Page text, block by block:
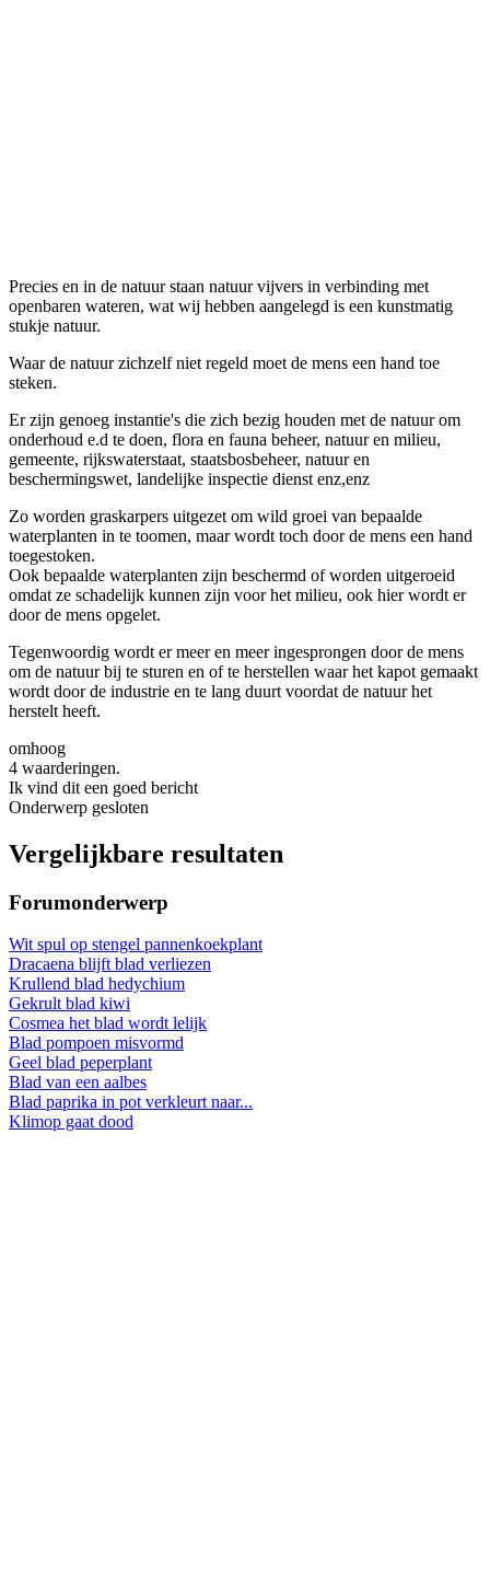
Precies en in de natuur staan natuur vijvers in verbinding met
openbaren wateren, wat wij hebben aangelegd is een kunstmatig
stukje natuur.
Waar de natuur zichzelf niet regeld moet de mens een hand toe
steken.
Er zijn genoeg instantie's die zich bezig houden met de natuur om
onderhoud e.d te doen, flora en fauna beheer, natuur en milieu,
gemeente, rijkswaterstaat, staatsbosbeheer, natuur en
beschermingswet, landelijke inspectie dienst enz,enz
Zo worden graskarpers uitgezet om wild groei van bepaalde
waterplanten in te toomen, maar wordt toch door de mens een hand
toegestoken.
Ook bepaalde waterplanten zijn beschermd of worden uitgeroeid
omdat ze schadelijk kunnen zijn voor het milieu, ook hier wordt er
door de mens opgelet.
Tegenwoordig wordt er meer en meer ingesprongen door de mens
om de natuur bij te sturen en of te herstellen waar het kapot gemaakt
wordt door de industrie en te lang duurt voordat de natuur het
herstelt heeft.
omhoog
4 waarderingen.
Ik vind dit een goed bericht
Onderwerp gesloten
Vergelijkbare resultaten
Forumonderwerp
Wit spul op stengel pannenkoekplant
Dracaena blijft blad verliezen
Krullend blad hedychium
Gekrult blad kiwi
Cosmea het blad wordt lelijk
Blad pompoen misvormd
Geel blad peperplant
Blad van een aalbes
Blad paprika in pot verkleurt naar...
Klimop gaat dood